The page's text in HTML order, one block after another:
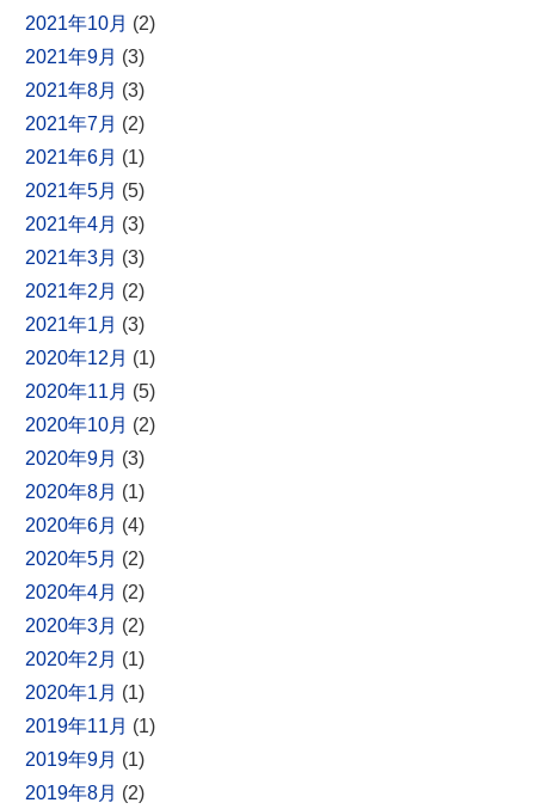
2021年10月 (2)
2021年9月 (3)
2021年8月 (3)
2021年7月 (2)
2021年6月 (1)
2021年5月 (5)
2021年4月 (3)
2021年3月 (3)
2021年2月 (2)
2021年1月 (3)
2020年12月 (1)
2020年11月 (5)
2020年10月 (2)
2020年9月 (3)
2020年8月 (1)
2020年6月 (4)
2020年5月 (2)
2020年4月 (2)
2020年3月 (2)
2020年2月 (1)
2020年1月 (1)
2019年11月 (1)
2019年9月 (1)
2019年8月 (2)